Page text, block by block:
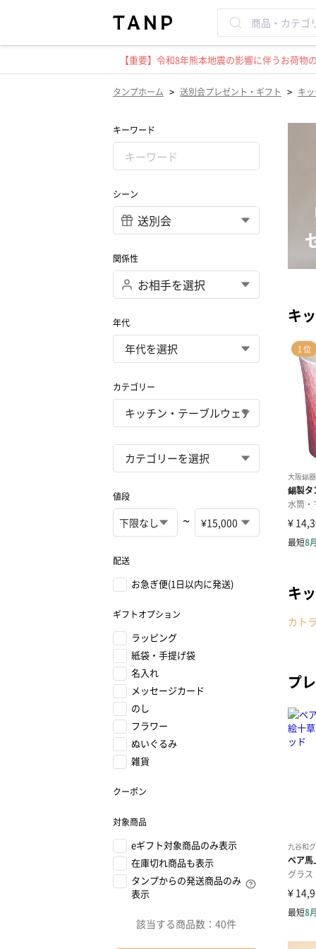
【重要】令和8年熊本地震の影響に伴うお荷
タンプホーム > 送別会プレゼント・ギフト > キ
キーワード
シーン
関係性
年代
カテゴリー
値段
~
配送
お急ぎ便(1日以内に発送)
ギフトオプション
ラッピング
紙袋・手提げ袋
名入れ
メッセージカード
のし
フラワー
ぬいぐるみ
雑貨
クーポン
対象商品
eギフト対象商品のみ表示
在庫切れ商品も表示
タンプからの発送商品のみ
表示
該当する商品数： 40件
キ
キ
カト
プ